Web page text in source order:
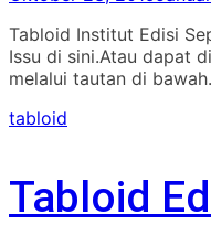
Tabloid Institut Edisi
Issu di sini.Atau dapat
melalui tautan di
tabloid
Tabloid